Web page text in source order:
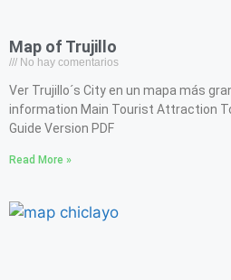
Map of Trujillo
No hay comentarios
Ver Trujillo´s City en un mapa más
information Main Tourist Attraction
Guide Version PDF
Read More »